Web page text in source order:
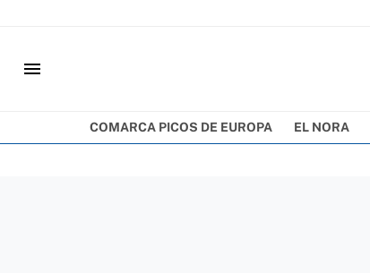
menu
COMARCA PICOS DE EUROPA EL NORA